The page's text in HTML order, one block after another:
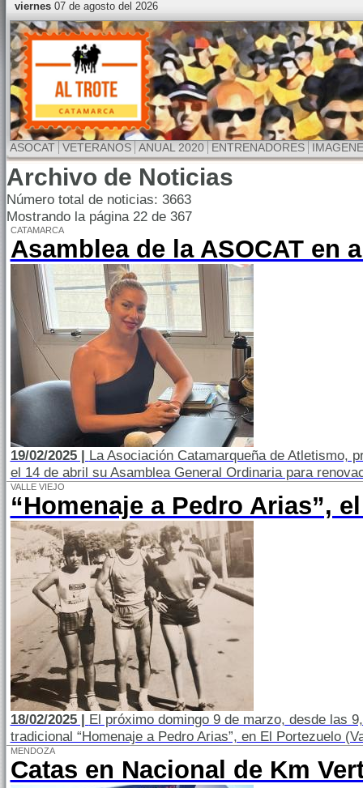
viernes07 de agosto del 2026
ASOCAT VETERANOS ANUAL 2020 ENTRENADORES
Archivo de Noticias
Número total de noticias: 3663
Mostrando la página 22 de 367
CATAMARCA
Asamblea de la ASOCAT en
19/02/2025 | La Asociación Catamarqueña de Atletismo,
el 14 de abril su Asamblea General Ordinaria para
VALLE VIEJO
“Homenaje a Pedro Arias”,
18/02/2025 | El próximo domingo 9 de marzo, desde las
tradicional “Homenaje a Pedro Arias”, en El Portezuelo
MENDOZA
Catas en Nacional de Km